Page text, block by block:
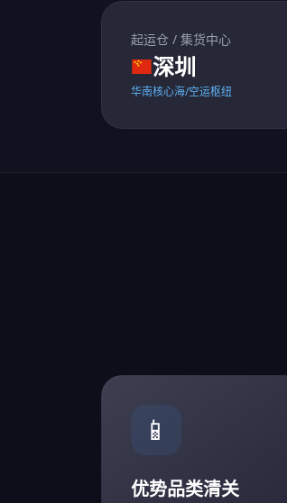
起运仓 / 集货中心
深圳
华南核心海/空运枢纽
📱
优势品类清关